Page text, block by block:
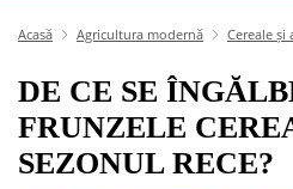
Acasă Agricultura modernă Cereale
DE CE SE
FRUNZELE
SEZONUL RECE?